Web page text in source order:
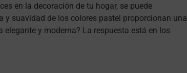
en la decoración de tu hogar, se puede
suavidad de los colores pastel proporcionan una
y moderna? La respuesta está en los